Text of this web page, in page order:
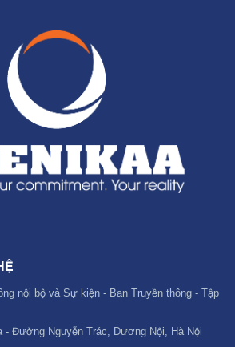
nội bộ và Sự kiện - Ban Truyền thông - Tập
- Đường Nguyễn Trác, Dương Nội, Hà Nội